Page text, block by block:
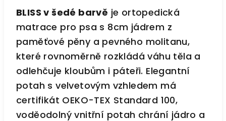
BLISS v šedé barvě je ortopedická
matrace pro psa s 8cm jádrem z
paměťové pěny a pevného molitanu,
které rovnoměrně rozkládá váhu těla a
odlehčuje kloubům i páteři. Elegantní
potah s velvetovým vzhledem má
certifikát OEKO-TEX Standard 100,
voděodolný vnitřní potah chrání jádro a